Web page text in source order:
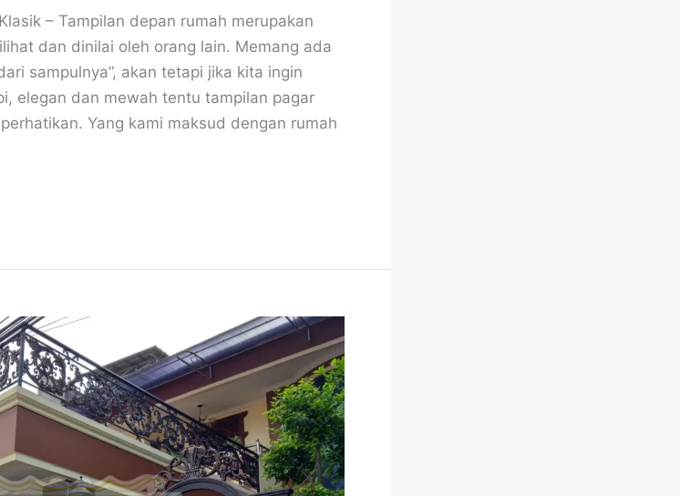
– Tampilan depan rumah merupakan
dan dinilai oleh orang lain. Memang ada
sampulnya”, akan tetapi jika kita ingin
elegan dan mewah tentu tampilan pagar
Yang kami maksud dengan rumah